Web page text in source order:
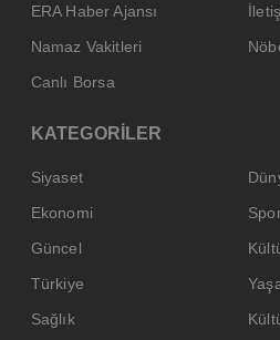
ERA Haber Ajansı
Namaz Vakitleri
Canlı Borsa
KATEGORİLER
Siyaset
Ekonomi
Güncel
Türkiye
Sağlık